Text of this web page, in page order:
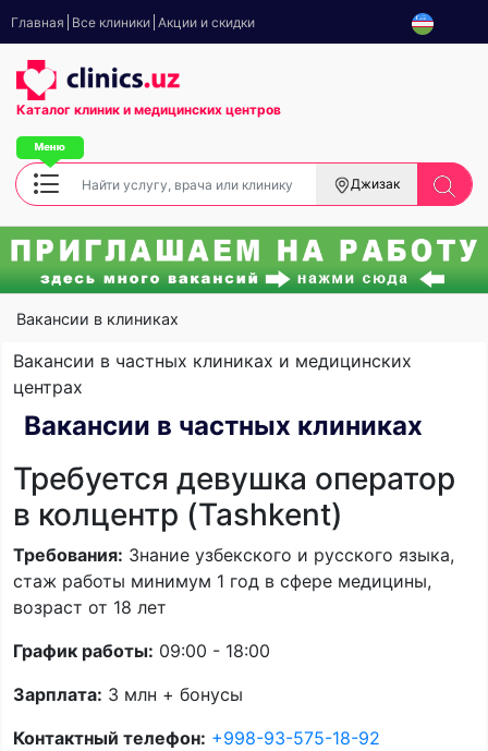
Главная Все клиники Акции и скидки
Каталог клиник и медицинских центров
Джизак
Вакансии в клиниках
Вакансии в частных клиниках и медицинских
центрах
Вакансии в частных клиниках
Требуется девушка оператор
в колцентр (Tashkent)
Требования: Знание узбекского и русского языка,
стаж работы минимум 1 год в сфере медицины,
возраст от 18 лет
График работы: 09:00 - 18:00
Зарплата: 3 млн + бонусы
Контактный телефон: +998-93-575-18-92